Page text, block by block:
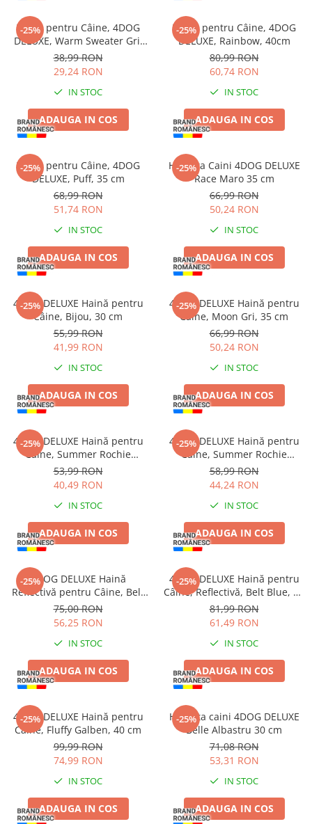
Covorașe Igienice Câini
Igienă Câini
Șampoane Câini
Perii & Piepteni
Accesorii Câini
Culcușuri & Saltele Câini
Castroane și Adapatori
Cuști și Genți
Zgărzi, Lese & Hamuri
Jucării Câini
Haine Câini
Pisici
Pisică Junior
Pisică Adult
Pisică Senior
Hrană Umedă Pisică
Pisică Junior
Pisică Adult
Diete Veterinare Pisică
Uscată
Pernuțe
Semi-umede
Proteice
Umede
Îngrijire Pisici
Așternut Igienic Pisici
Igienă Pisici
Antiparazitare Pisici
Vitamine Pisici
Accesorii Pisici
Culcușuri & Saltele Pisici
Ansambluri Pisici
Castroane & Adapatori Pisici
Cuști & Genți Pisici
Litiere Pisici
-25%
Haină pentru Câine, 4DOG
DELUXE, Warm Sweater Gri,
35 cm
38,99 RON
29,24 RON
IN STOC
ADAUGA IN COS
-25%
Haină pentru Câine, 4DOG
DELUXE, Rainbow, 40cm
80,99 RON
60,74 RON
IN STOC
ADAUGA IN COS
-25%
Haină pentru Câine, 4DOG
DELUXE, Puff, 35 cm
68,99 RON
51,74 RON
IN STOC
ADAUGA IN COS
-25%
Hainuta Caini 4DOG DELUXE
Race Maro 35 cm
66,99 RON
50,24 RON
IN STOC
ADAUGA IN COS
-25%
4DOG DELUXE Haină pentru
Câine, Bijou, 30 cm
55,99 RON
41,99 RON
IN STOC
ADAUGA IN COS
-25%
4DOG DELUXE Haină pentru
Câine, Moon Gri, 35 cm
66,99 RON
50,24 RON
IN STOC
ADAUGA IN COS
-25%
4DOG DELUXE Haină pentru
Câine, Summer Rochie
Elegance, 25 cm
53,99 RON
40,49 RON
IN STOC
ADAUGA IN COS
-25%
4DOG DELUXE Haină pentru
Câine, Summer Rochie
Elegance, 30 cm
58,99 RON
44,24 RON
IN STOC
ADAUGA IN COS
-25%4DOG DELUXE Haină
Reflectivă pentru Câine, Belt
Black, 40 cm
75,00 RON
56,25 RON
IN STOC
ADAUGA IN COS
-25%
4DOG DELUXE Haină pentru
Câine, Reflectivă, Belt Blue, 45
cm
81,99 RON
61,49 RON
IN STOC
ADAUGA IN COS
-25%
4DOG DELUXE Haină pentru
Câine, Fluffy Galben, 40 cm
99,99 RON
74,99 RON
IN STOC
ADAUGA IN COS
-25%
Hainuta caini 4DOG DELUXE
Belle Albastru 30 cm
71,08 RON
53,31 RON
IN STOC
ADAUGA IN COS